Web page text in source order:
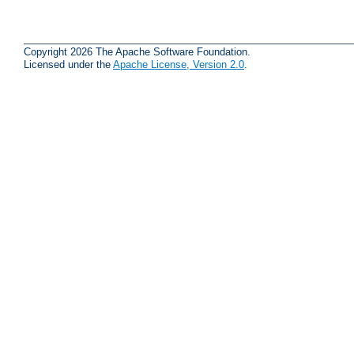
Copyright 2026 The Apache Software Foundation.
Licensed under the Apache License, Version 2.0.